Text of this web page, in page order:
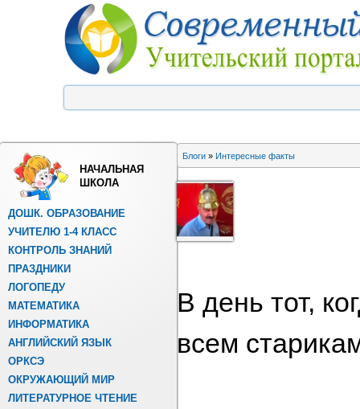
НАЧАЛЬНАЯ
ШКОЛА
ДОШК. ОБРАЗОВАНИЕ
УЧИТЕЛЮ 1-4 КЛАСС
КОНТРОЛЬ ЗНАНИЙ
ПРАЗДНИКИ
ЛОГОПЕДУ
МАТЕМАТИКА
ИНФОРМАТИКА
АНГЛИЙСКИЙ ЯЗЫК
ОРКСЭ
ОКРУЖАЮЩИЙ МИР
ЛИТЕРАТУРНОЕ ЧТЕНИЕ
Блоги » Интересные факты
В день тот,
всем